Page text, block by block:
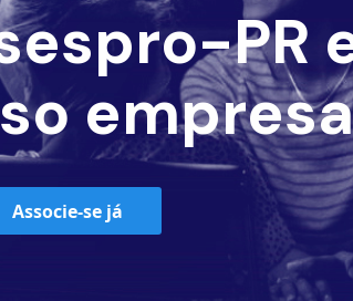
PR
Associe-se já